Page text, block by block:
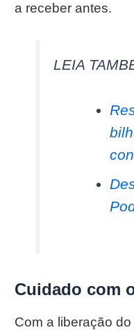
a receber antes.
LEIA
Cuidado com
Com a liberação